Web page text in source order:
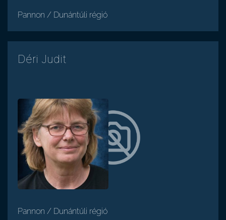
Pannon / Dunántúli régió
Déri Judit
Pannon / Dunántúli régió